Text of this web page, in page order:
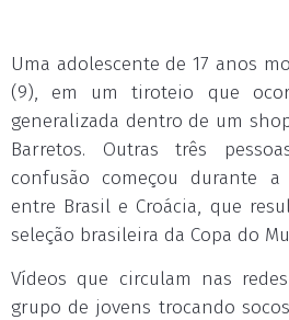
Uma adolescente de 17 anos
(9), em um tiroteio que
generalizada dentro de um
Barretos. Outras três
confusão começou durante
entre Brasil e Croácia, que
seleção brasileira da Copa do
Vídeos que circulam nas
grupo de jovens trocando